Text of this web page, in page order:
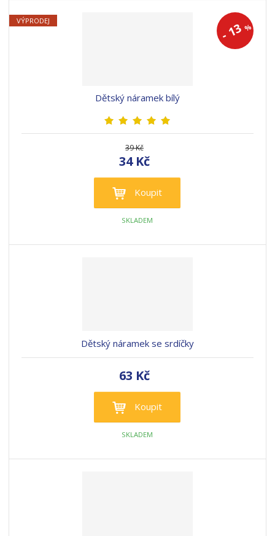
Dětský náramek bílý
-
13%
VÝPRODEJ
39 Kč
34 Kč
Koupit
SKLADEM
Dětský náramek se srdíčky
63 Kč
Koupit
SKLADEM